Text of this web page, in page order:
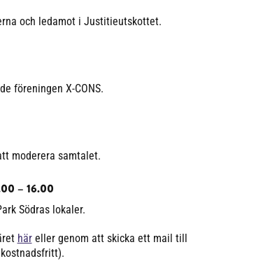
och ledamot i Justitieutskottet.
föreningen X-CONS.
moderera samtalet.
– 16.00
Södras lokaler.
häreller genom att skicka ett mail till